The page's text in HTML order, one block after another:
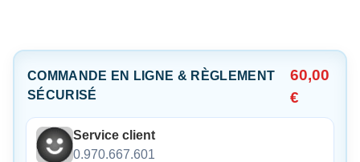
COMMANDE EN LIGNE & RÈGLEMENT
SÉCURISÉ
60,00
€
Service client
0.970.667.601